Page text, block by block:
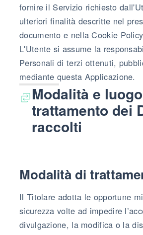
fornire il Servizio richiesto
ulteriori finalità descritte nel
documento e nella Cookie
L'Utente si assume la
Personali di terzi ottenuti,
mediante questa Applicazione.
Modalità e
trattamento dei
raccolti
Modalità di
Il Titolare adotta le opportune
sicurezza volte ad impedire
divulgazione, la modifica o la